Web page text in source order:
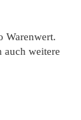
Warenwert.
auch weitere